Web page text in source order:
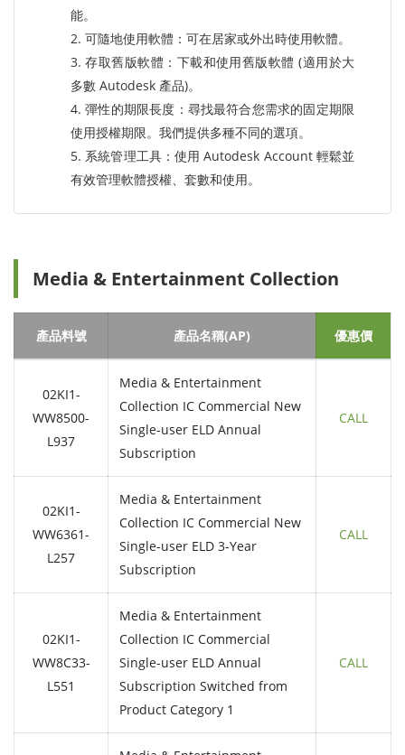
能。
2. 可隨地使用軟體：可在居家或外出時使用軟體。
3. 存取舊版軟體：下載和使用舊版軟體 (適用於大
多數 Autodesk 產品)。
4. 彈性的期限長度：尋找最符合您需求的固定期限
使用授權期限。我們提供多種不同的選項。
5. 系統管理工具：使用 Autodesk Account 輕鬆並
有效管理軟體授權、套數和使用。
Media & Entertainment Collection
產品料號 產品名稱(AP) 優惠價
02KI1-
WW8500-
L937
Media & Entertainment
Collection IC Commercial New
Single-user ELD Annual
Subscription
CALL
02KI1-
WW6361-
L257
Media & Entertainment
Collection IC Commercial New
Single-user ELD 3-Year
Subscription
CALL
02KI1-
WW8C33-
L551
Media & Entertainment
Collection IC Commercial
Single-user ELD Annual
Subscription Switched from
Product Category 1
CALL